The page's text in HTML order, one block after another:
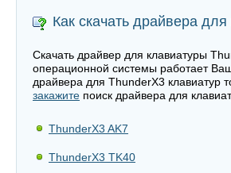
Как скачать драйвера
Скачать драйвер для клавиатуры
операционной системы работает
драйвера для ThunderX3 клавиатур
закажите поиск драйвера для
ThunderX3 AK7
ThunderX3 TK40